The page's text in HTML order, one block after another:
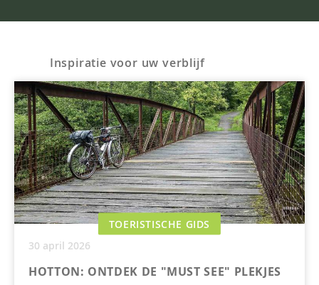
Inspiratie voor uw verblijf
TOERISTISCHE GIDS
30 april 2026
HOTTON: ONTDEK DE "MUST SEE" PLEKJES